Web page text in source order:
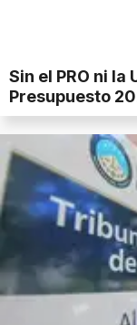
Sin el PRO ni la
Presupuesto